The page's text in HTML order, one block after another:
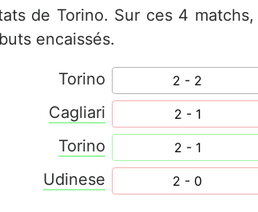
de Torino. Sur ces 4
encaissés.
Torino 2 - 2
Cagliari
2 - 1
Torino
2 - 1
Udinese
2 - 0